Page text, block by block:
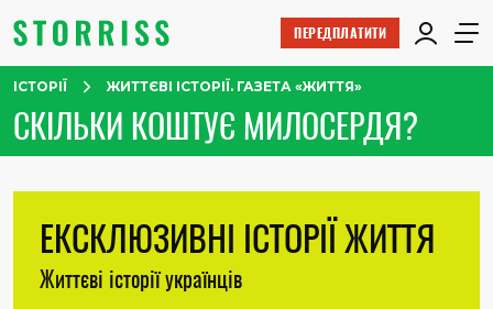
ПЕРЕДПЛАТИТИ
ІСТОРІЇ ЖИТТЄВІ ІСТОРІЇ. ГАЗЕТА «ЖИТТЯ»
СКІЛЬКИ КОШТУЄ МИЛОСЕРДЯ?
ЕКСКЛЮЗИВНІ ІСТОРІЇ ЖИТТЯ
Життєві історії українців